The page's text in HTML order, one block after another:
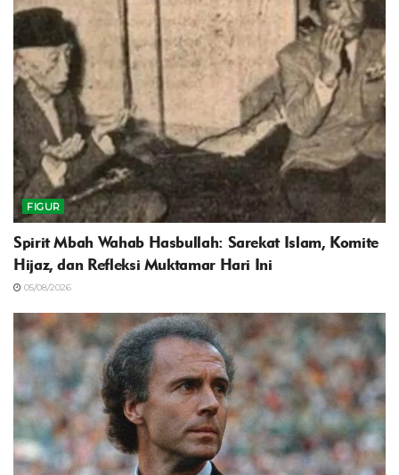
FIGUR
Spirit Mbah Wahab Hasbullah: Sarekat Islam, Komite
Hijaz, dan Refleksi Muktamar Hari Ini
05/08/2026